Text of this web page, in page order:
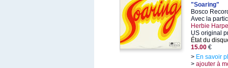
"Soaring"
Bosco
Avec la
Herbie
US original
État du
15.00 €
> En savoir
> ajouter à